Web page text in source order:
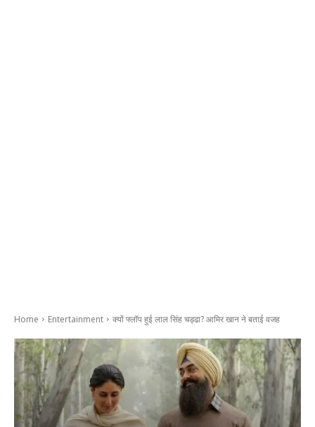
Home Entertainment क्यों फ्लॉप हुई लाल सिंह चड्ढा? आमिर खान ने बताई वजह